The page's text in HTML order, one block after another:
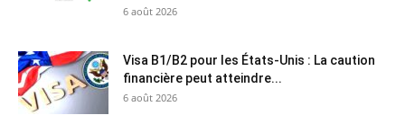
6 août 2026
Visa B1/B2 pour les États-Unis : La caution
financière peut atteindre...
6 août 2026